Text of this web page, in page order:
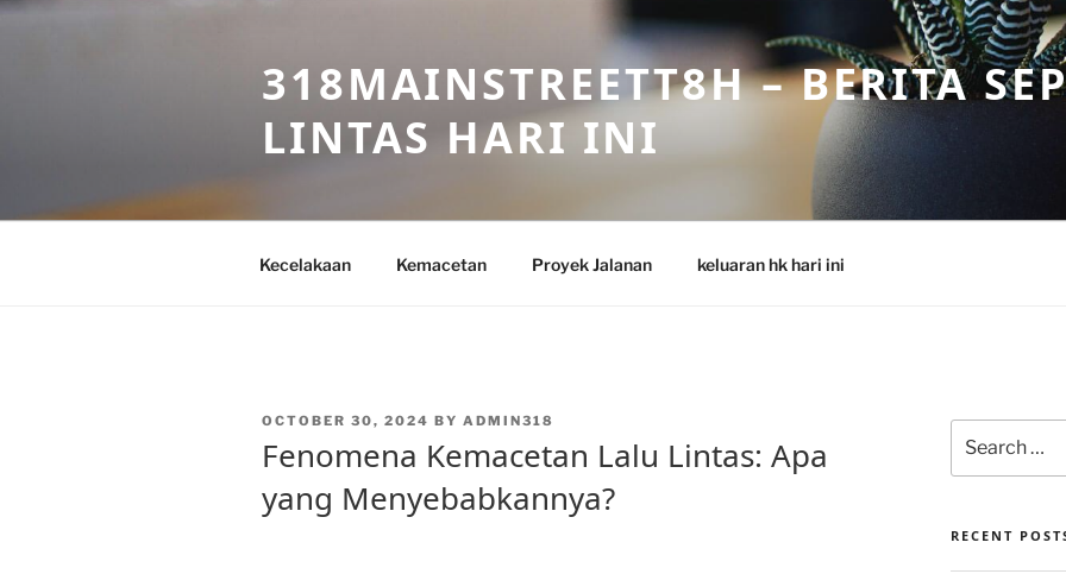
Skip
318MAINSTREETT8H – BERITA
LINTAS HARI INI
Kecelakaan Kemacetan Proyek Jalanan keluaran hk hari ini
POSTED
OCTOBER 30, 2024 BY ADMIN318
Fenomena Kemacetan Lalu Lintas: Apa
yang Menyebabkannya?
for:
RECENT